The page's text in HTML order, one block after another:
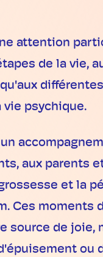
attention
de la vie,
psychique.
aux parents
et la
Ces moments
source de joie,
ou